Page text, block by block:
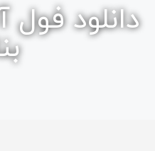
دانلود